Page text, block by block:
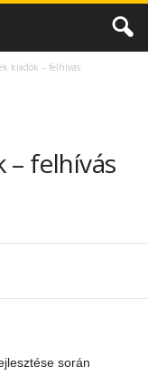
kiadók – felhívás
– felhívás
során